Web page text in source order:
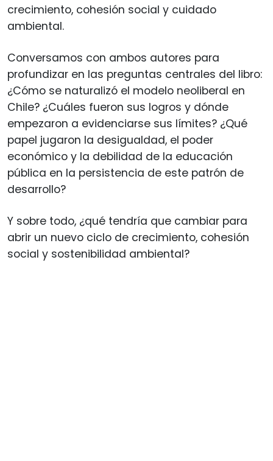
crecimiento, cohesión social y cuidado
ambiental.
Conversamos con ambos autores para
profundizar en las preguntas centrales del libro:
¿Cómo se naturalizó el modelo neoliberal en
Chile? ¿Cuáles fueron sus logros y dónde
empezaron a evidenciarse sus límites? ¿Qué
papel jugaron la desigualdad, el poder
económico y la debilidad de la educación
pública en la persistencia de este patrón de
desarrollo?
Y sobre todo, ¿qué tendría que cambiar para
abrir un nuevo ciclo de crecimiento, cohesión
social y sostenibilidad ambiental?